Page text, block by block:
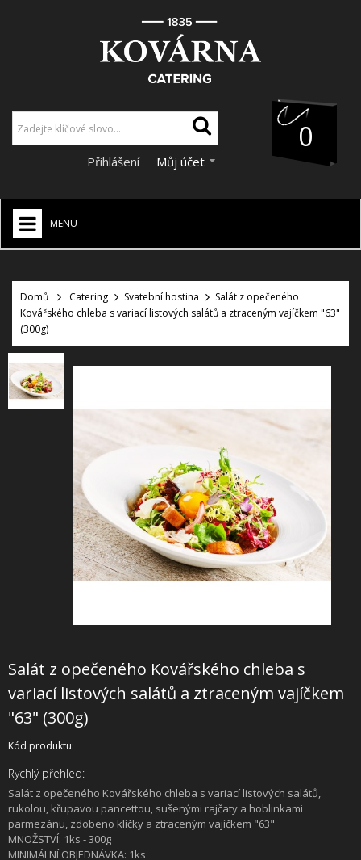
0
Přihlášení Můj účet
MENU
CATERING
VÝZDOBA A DEKORACE
SLUŽBY
PRONÁJEM
OBCHODNÍ PODMÍNKY
Domů Catering Svatební hostina
Salát z opečeného
Kovářského chleba s variací listových salátů a ztraceným vajíčkem "63"
(300g)
Salát z opečeného Kovářského chleba s
variací listových salátů a ztraceným vajíčkem
"63" (300g)
Kód produktu:
Rychlý přehled:
Salát z opečeného Kovářského chleba s variací listových salátů,
rukolou, křupavou pancettou, sušenými rajčaty a hoblinkami
parmezánu, zdobeno klíčky a ztraceným vajíčkem "63"
MNOŽSTVÍ: 1ks - 300g
MINIMÁLNÍ OBJEDNÁVKA: 1ks